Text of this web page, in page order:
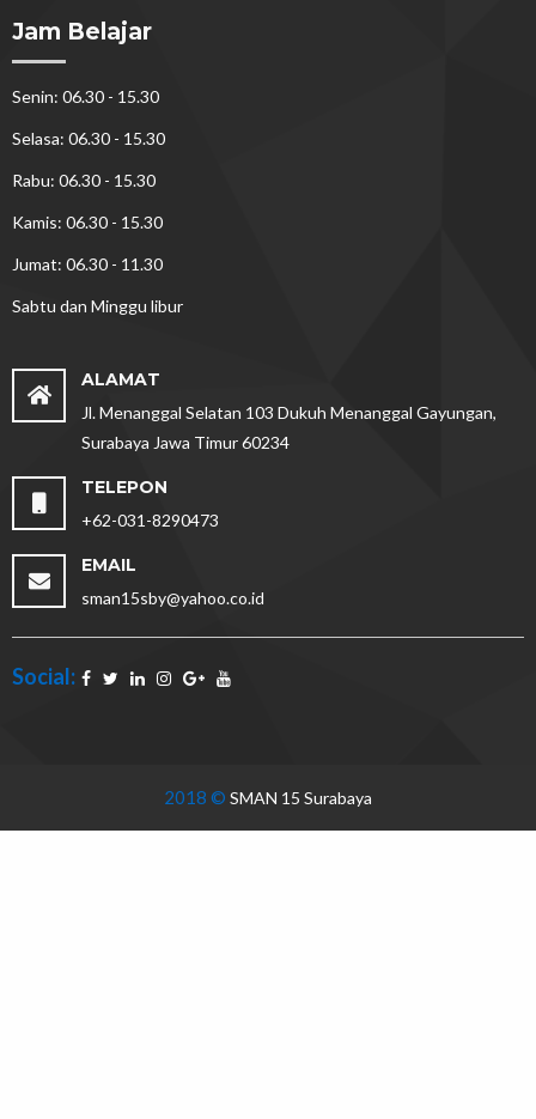
Jam Belajar
Senin: 06.30 - 15.30
Selasa: 06.30 - 15.30
Rabu: 06.30 - 15.30
Kamis: 06.30 - 15.30
Jumat: 06.30 - 11.30
Sabtu dan Minggu libur
ALAMAT
Jl. Menanggal Selatan 103 Dukuh Menanggal Gayungan,
Surabaya Jawa Timur 60234
TELEPON
+62-031-8290473
EMAIL
sman15sby@yahoo.co.id
Social:
2018 © SMAN 15 Surabaya